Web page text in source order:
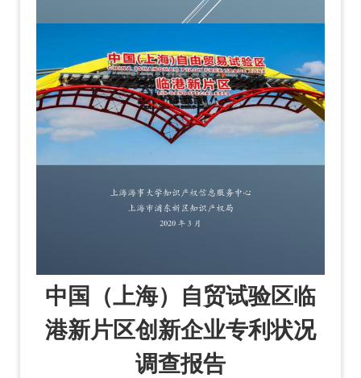
中国（上海）自贸试验区临
港新片区创新企业专利状况
调查报告